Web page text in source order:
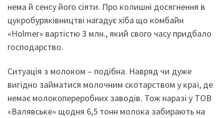
нема й сенсу його сіяти. Про колишні досягнення в
цукробуряківництві нагадує хіба що комбайн
«Holmer» вартістю 3 млн., який свого часу придбало
господарство.
Ситуація з молоком – подібна. Навряд чи дуже
вигідно займатися молочним скотарством у краї, де
немає молокопереробних заводів. Тож наразі у ТОВ
«Валявське» щодня 6,5 тонн молока забирають на